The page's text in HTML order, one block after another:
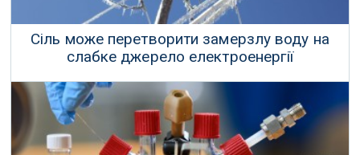
Сіль може перетворити замерзлу воду на
слабке джерело електроенергії
Додавання солі до льоду підвищує його здатність генерувати
електричний струм при згинанні.
18 Вересня 2025 р.